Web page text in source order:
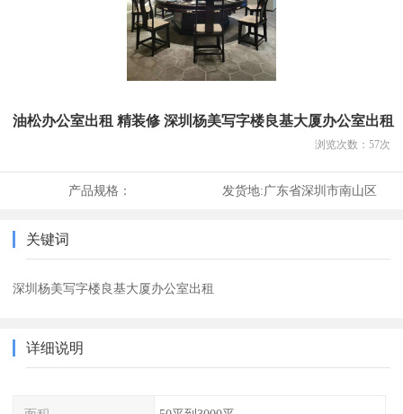
油松办公室出租 精装修 深圳杨美写字楼良基大厦办公室出租
浏览次数： 57次
产品规格： 发货地:广东省深圳市南山区
关键词
深圳杨美写字楼良基大厦办公室出租
详细说明